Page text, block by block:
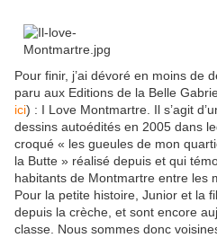
Pour finir, j’ai dévoré en moins de
paru aux Editions de la Belle
ici) : I Love Montmartre. Il s’agit
dessins autoédités en 2005 dans
croqué « les gueules de mon
la Butte » réalisé depuis et qui
habitants de Montmartre entre les
Pour la petite histoire, Junior et la
depuis la crèche, et sont encore
classe. Nous sommes donc